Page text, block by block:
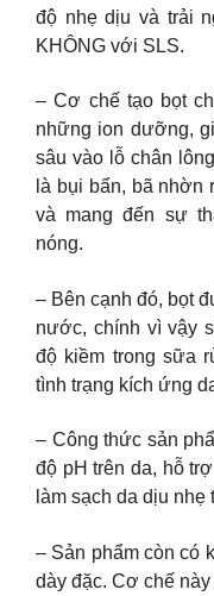
độ nhẹ dịu và trải
KHÔNG với SLS.
– Cơ chế tạo bọt
những ion dưỡng,
sâu vào lỗ chân
là bụi bẩn, bã nhờn
và mang đến sự
nóng.
– Bên cạnh đó, bọt
nước, chính vì vậy
độ kiềm trong sữa
tình trạng kích ứng
– Công thức sản
độ pH trên da, hỗ
làm sạch da dịu
– Sản phẩm còn có
dày đặc. Cơ chế